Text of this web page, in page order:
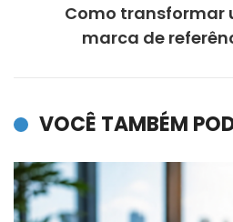
Como transformar
marca de
VOCÊ TAMBÉM